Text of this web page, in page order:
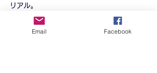
リアル。
手ぶらで参加出来ます！
Email Facebook